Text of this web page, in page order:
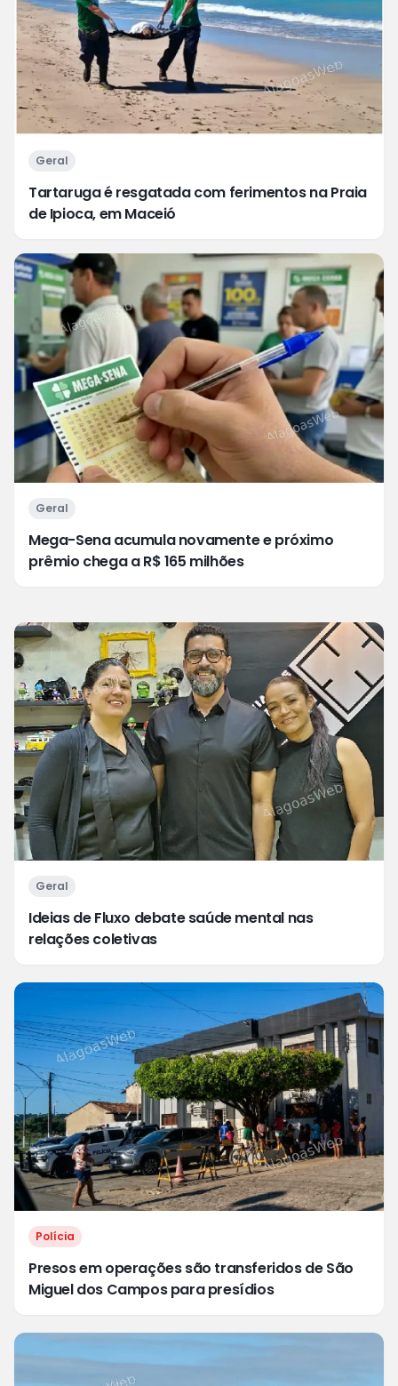
Geral
Tartaruga é resgatada com ferimentos na Praia
de Ipioca, em Maceió
Geral
Mega-Sena acumula novamente e próximo
prêmio chega a R$ 165 milhões
Geral
Ideias de Fluxo debate saúde mental nas
relações coletivas
Polícia
Presos em operações são transferidos de São
Miguel dos Campos para presídios